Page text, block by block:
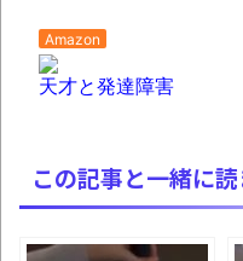
ｗ
新装版「ご冗
【画像】整形
グラビアに挑戦
歴ログは10周
Amazon
天才と発達障害
この記事と一緒に